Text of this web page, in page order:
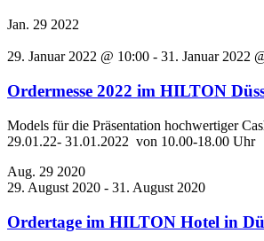
Jan. 29 2022
29. Januar 2022 @ 10:00 - 31. Januar 2022
Ordermesse 2022 im HILTON
Models für die Präsentation hochwertiger
29.01.22- 31.01.2022 von 10.00-18.00 Uhr
Aug. 29 2020
29. August 2020 - 31. August 2020
Ordertage im HILTON Hotel in